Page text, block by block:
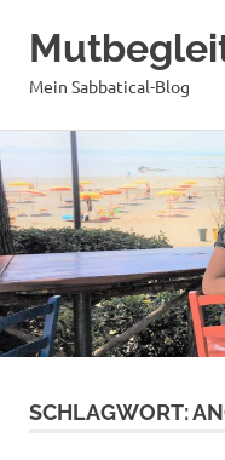
Inhalt
springen
Mein Sabbatical-Blog
SCHLAGWORT: